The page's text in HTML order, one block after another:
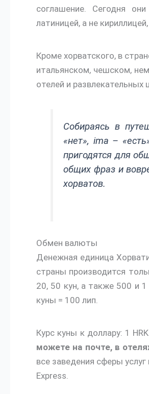
соглашение. Сегодня
латиницей, а не
Кроме хорватского, в
итальянском, чешском,
отелей и развлекательных
Собираясь в
«нет», ima –
пригодятся для
общих фраз и
хорватов.
Обмен валюты
Денежная единица
страны производится
20, 50 кун, а также 500 и
куны = 100 лип.
Курс куны к доллару: 1
можете на почте, в
все заведения сферы
Express.